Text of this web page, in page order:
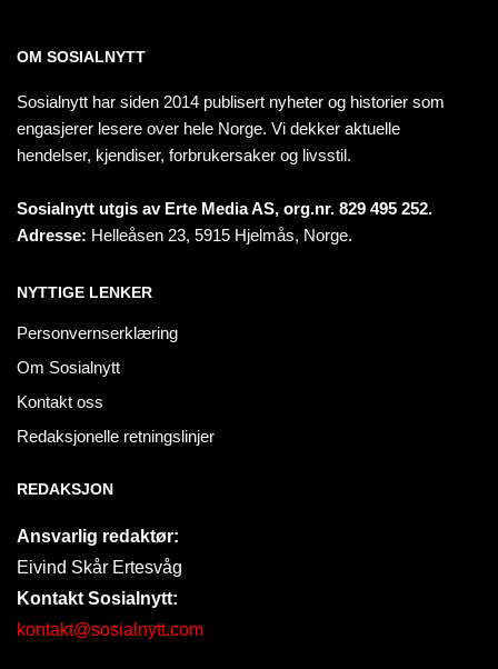
OM SOSIALNYTT
Sosialnytt har siden 2014 publisert nyheter og historier som
engasjerer lesere over hele Norge. Vi dekker aktuelle
hendelser, kjendiser, forbrukersaker og livsstil.
Sosialnytt utgis av Erte Media AS, org.nr. 829 495 252.
Adresse: Helleåsen 23, 5915 Hjelmås, Norge.
NYTTIGE LENKER
Personvernserklæring
Om Sosialnytt
Kontakt oss
Redaksjonelle retningslinjer
REDAKSJON
Ansvarlig redaktør:
Eivind Skår Ertesvåg
Kontakt Sosialnytt:
kontakt@sosialnytt.com